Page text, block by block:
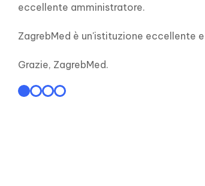
eccellente amministratore.
ZagrebMed è un'istituzione eccellente
Grazie, ZagrebMed.